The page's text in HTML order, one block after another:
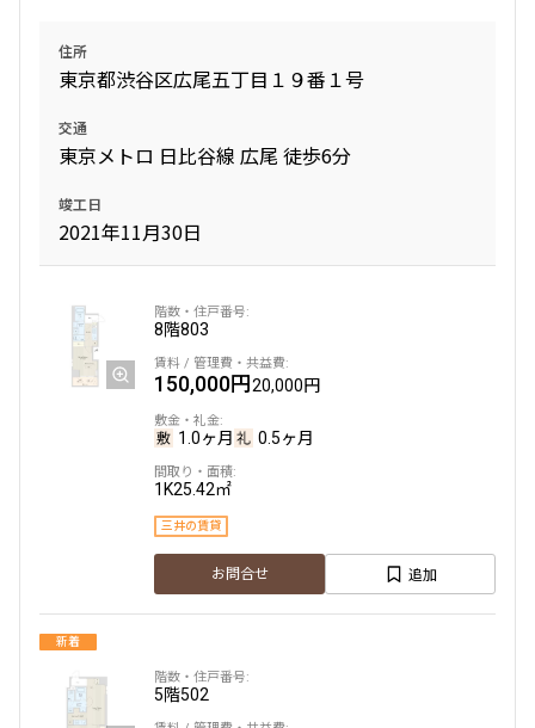
住所
東京都渋谷区広尾五丁目１９番１号
交通
東京メトロ 日比谷線 広尾 徒歩6分
竣工日
2021年11月30日
8階803
150,000円20,000円
1.0ヶ月 0.5ヶ月
1K25.42㎡
三井の賃貸
お問合せ 追加
新着
5階502